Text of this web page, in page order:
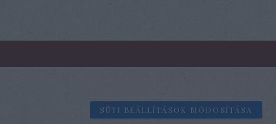
SÜTI BEÁLLÍTÁSOK MÓDOSÍTÁSA